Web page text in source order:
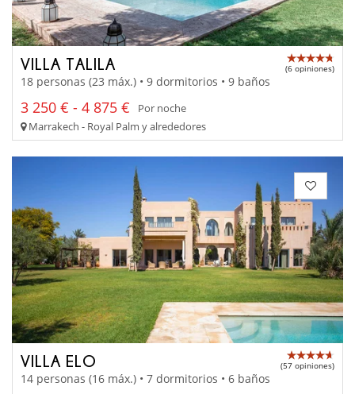
VILLA TALILA (6 opiniones)
18 personas (23 máx.) • 9 dormitorios • 9 baños
3 250 € - 4 875 €
Por noche
Marrakech - Royal Palm y alrededores
VILLA ELO (57 opiniones)
14 personas (16 máx.) • 7 dormitorios • 6 baños